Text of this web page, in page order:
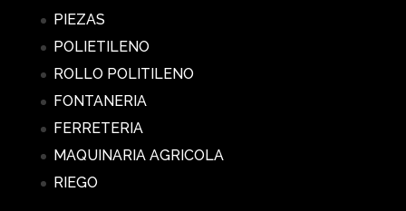
PIEZAS
POLIETILENO
ROLLO POLITILENO
FONTANERIA
FERRETERIA
MAQUINARIA AGRICOLA
RIEGO